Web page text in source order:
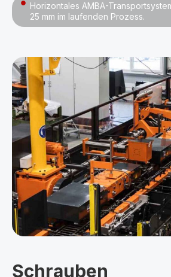
Horizontales AMBA-
25 mm im laufenden Prozess.
Schrauben